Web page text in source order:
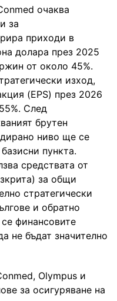
очаква
за
приходи в
долара през 2025
от около 45%.
изход,
(EPS) през 2026
След
брутен
ниво ще се
пункта.
средствата от
за общи
стратегически
и обратно
финансовите
не бъдат значително
Olympus и
за осигуряване на